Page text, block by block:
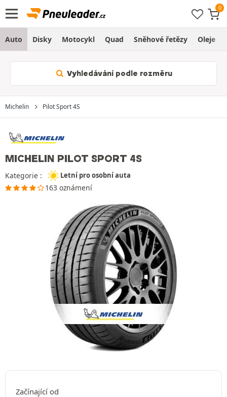
Auto Disky Motocykl Quad Sněhové řetězy Oleje
Vyhledávání podle rozměru
Michelin Pilot Sport 4S
MICHELIN PILOT SPORT 4S
Kategorie : Letní pro osobní auta
163 oznámení
Začínající od